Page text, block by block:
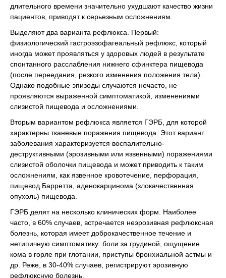
длительного времени значительно ухудшают качество жизни
пациентов, приводят к серьезным осложнениям.
Выделяют два варианта рефлюкса. Первый:
физиологический гастроэзофагеальный рефлюкс, который
иногда может проявляться у здоровых людей в результате
спонтанного расслабления нижнего сфинктера пищевода
(после переедания, резкого изменения положения тела).
Однако подобные эпизоды случаются нечасто, не
проявляются выраженной симптоматикой, изменениями
слизистой пищевода и осложнениями.
Вторым вариантом рефлюкса является ГЭРБ, для которой
характерны тканевые поражения пищевода. Этот вариант
заболевания характеризуется воспалительно-
деструктивными (эрозивными или язвенными) поражениями
слизистой оболочки пищевода и может приводить к таким
осложнениям, как язвенное кровотечение, перфорация,
пищевод Барретта, аденокарцинома (злокачественная
опухоль) пищевода.
ГЭРБ делят на несколько клинических форм. Наиболее
часто, в 60% случаев, встречается неэрозивная рефлюксная
болезнь, которая имеет доброкачественное течение и
нетипичную симптоматику: боли за грудиной, ощущение
кома в горле при глотании, приступы бронхиальной астмы и
др. Реже, в 30-40% случаев, регистрируют эрозивную
рефлюксную болезнь.